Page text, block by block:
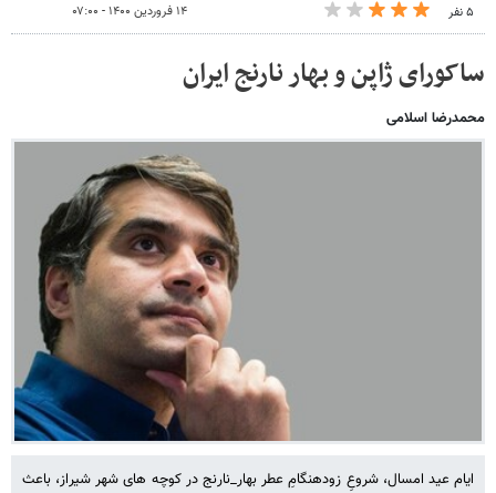
۵ نفر ۱۴ فروردین ۱۴۰۰ - ۰۷:۰۰
ساکورای ژاپن و بهار نارنج ایران
محمدرضا اسلامی
ایام عید امسال، شروعِ زودهنگامِ عطر بهار_نارنج در کوچه های شهر شیراز، باعث